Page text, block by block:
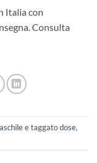
Italia con
Consulta
e taggatodose,